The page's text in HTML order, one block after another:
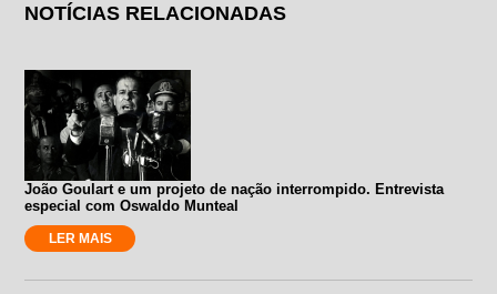
NOTÍCIAS RELACIONADAS
João Goulart e um projeto de nação interrompido. Entrevista
especial com Oswaldo Munteal
LER MAIS